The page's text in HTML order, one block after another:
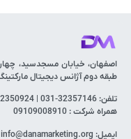
اصفهان، خیابان مسجدسید،
طبقه دوم آژانس دیجیتال
تلفن: 32357146-031 | 32350924-031
همراه شرکت : 09109008910
ایمیل: info@danamarketing.org